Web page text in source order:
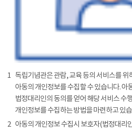
1 독립기념관은 관람, 교육 등의 서비스를 위
아동의 개인정보를 수집할 수 있습니다. 아
법정대리인의 동의를 얻어 해당 서비스 수
개인정보를 수집하는 방법을 마련하고 있
2 아동의 개인정보 수집시 보호자(법정대리